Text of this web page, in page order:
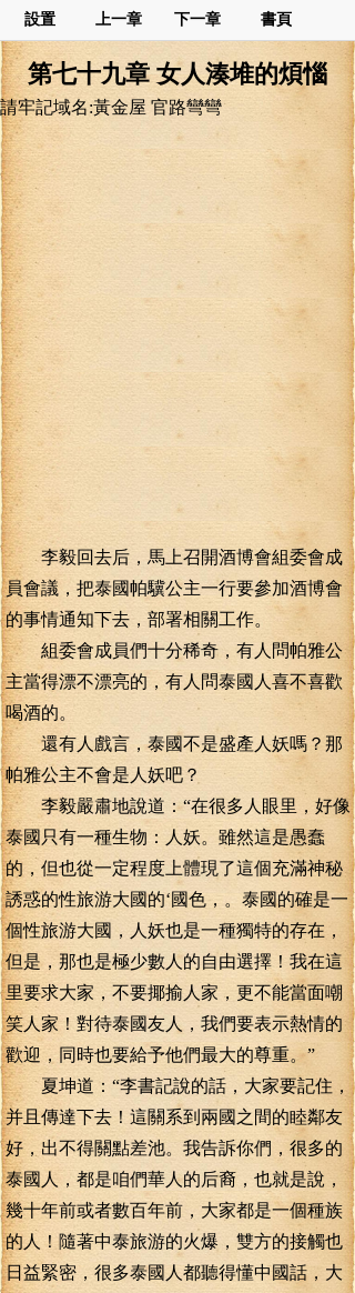
設置 上一章 下一章 書頁
第七十九章 女人湊堆的煩惱
請牢記域名:黃金屋 官路彎彎
李毅回去后，馬上召開酒博會組委會成
員會議，把泰國帕驥公主一行要參加酒博會
的事情通知下去，部署相關工作。
組委會成員們十分稀奇，有人問帕雅公
主當得漂不漂亮的，有人問泰國人喜不喜歡
喝酒的。
還有人戲言，泰國不是盛產人妖嗎？那
帕雅公主不會是人妖吧？
李毅嚴肅地說道：“在很多人眼里，好像
泰國只有一種生物：人妖。雖然這是愚蠢
的，但也從一定程度上體現了這個充滿神秘
誘惑的性旅游大國的‘國色，。泰國的確是一
個性旅游大國，人妖也是一種獨特的存在，
但是，那也是極少數人的自由選擇！我在這
里要求大家，不要揶揄人家，更不能當面嘲
笑人家！對待泰國友人，我們要表示熱情的
歡迎，同時也要給予他們最大的尊重。”
夏坤道：“李書記說的話，大家要記住，
并且傳達下去！這關系到兩國之間的睦鄰友
好，出不得關點差池。我告訴你們，很多的
泰國人，都是咱們華人的后裔，也就是說，
幾十年前或者數百年前，大家都是一個種族
的人！隨著中泰旅游的火爆，雙方的接觸也
日益緊密，很多泰國人都聽得懂中國話，大